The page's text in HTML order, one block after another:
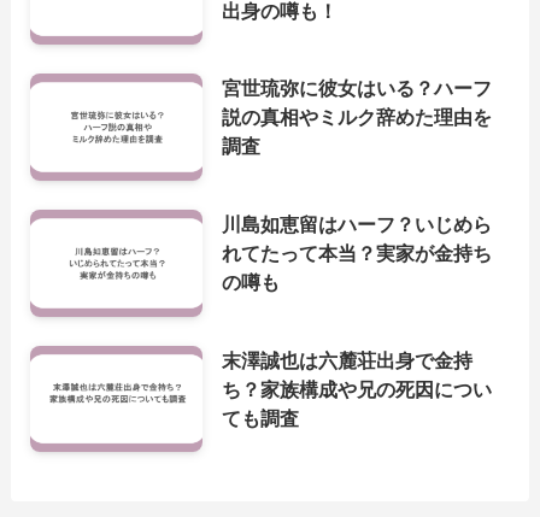
出身の噂も！
宮世琉弥に彼女はいる？ハーフ
説の真相やミルク辞めた理由を
調査
川島如恵留はハーフ？いじめら
れてたって本当？実家が金持ち
の噂も
末澤誠也は六麓荘出身で金持
ち？家族構成や兄の死因につい
ても調査